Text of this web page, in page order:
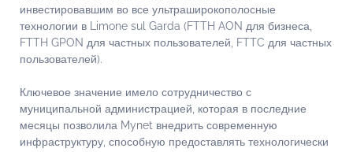
инвестировавшим во все ультраширокополосные
технологии в Limone sul Garda (FTTH AON для бизнеса,
FTTH GPON для частных пользователей, FTTC для частных
пользователей).
Ключевое значение имело сотрудничество с
муниципальной администрацией, которая в последние
месяцы позволила Mynet внедрить современную
инфраструктуру, способную предоставлять технологически